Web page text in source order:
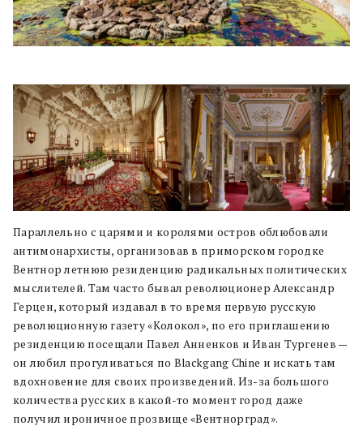
Параллельно с царями и королями остров облюбовали
антимонархисты, организовав в приморском городке
Вентнор летнюю резиденцию радикальных политических
мыслителей. Там часто бывал революционер Александр
Герцен, который издавал в то время первую русскую
революционную газету «Колокол», по его приглашению
резиденцию посещали Павел Анненков и Иван Тургенев —
он любил прогуливаться по Blackgang Chine и искать там
вдохновение для своих произведений. Из-за большого
количества русских в какой-то момент город даже
получил ироничное прозвище «Вентнорград».